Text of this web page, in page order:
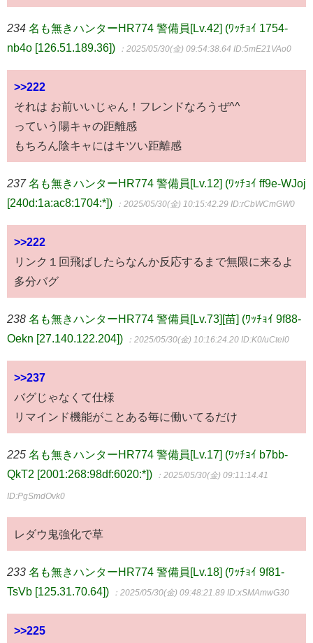
234 名も無きハンターHR774 警備員[Lv.42] (ﾜｯﾁｮｲ 1754-
nb4o [126.51.189.36])
：2025/05/30(金) 09:54:38.64 ID:5mE21VAo0
>>222
それは お前いいじゃん！フレンドなろうぜ^^
っていう陽キャの距離感
もちろん陰キャにはキツい距離感
237 名も無きハンターHR774 警備員[Lv.12] (ﾜｯﾁｮｲ ff9e-WJoj
[240d:1a:ac8:1704:*])
：2025/05/30(金) 10:15:42.29 ID:rCbWCmGW0
>>222
リンク１回飛ばしたらなんか反応するまで無限に来るよ
多分バグ
238 名も無きハンターHR774 警備員[Lv.73][苗] (ﾜｯﾁｮｲ 9f88-
Oekn [27.140.122.204])
：2025/05/30(金) 10:16:24.20 ID:K0/uCtel0
>>237
バグじゃなくて仕様
リマインド機能がことある毎に働いてるだけ
225 名も無きハンターHR774 警備員[Lv.17] (ﾜｯﾁｮｲ b7bb-
QkT2 [2001:268:98df:6020:*])
：2025/05/30(金) 09:11:14.41
ID:PgSmdOvk0
レダウ鬼強化で草
233 名も無きハンターHR774 警備員[Lv.18] (ﾜｯﾁｮｲ 9f81-
TsVb [125.31.70.64])
：2025/05/30(金) 09:48:21.89 ID:xSMAmwG30
>>225